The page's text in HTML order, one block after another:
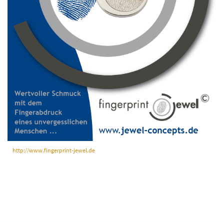
http://www.fingerprint-jewel.de